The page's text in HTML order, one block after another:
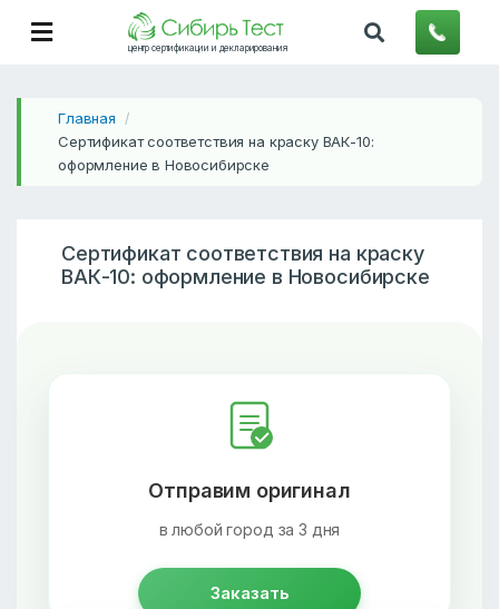
центр сертификации и декларирования
Главная /
Сертификат соответствия на краску ВАК-10:
оформление в Новосибирске
Сертификат соответствия на краску
ВАК-10: оформление в Новосибирске
Отправим оригинал
в любой город за 3 дня
Заказать